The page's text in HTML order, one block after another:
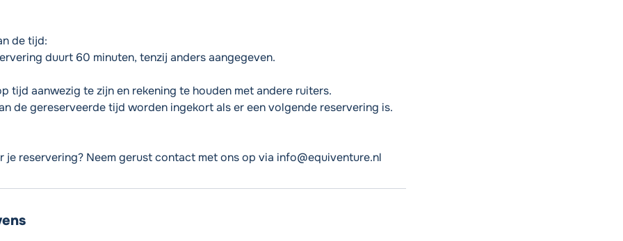
de tijd:
duurt 60 minuten, tenzij anders aangegeven.
tijd aanwezig te zijn en rekening te houden met andere ruiters.
de gereserveerde tijd worden ingekort als er een volgende reservering is.
je reservering? Neem gerust contact met ons op via info@equiventure.nl